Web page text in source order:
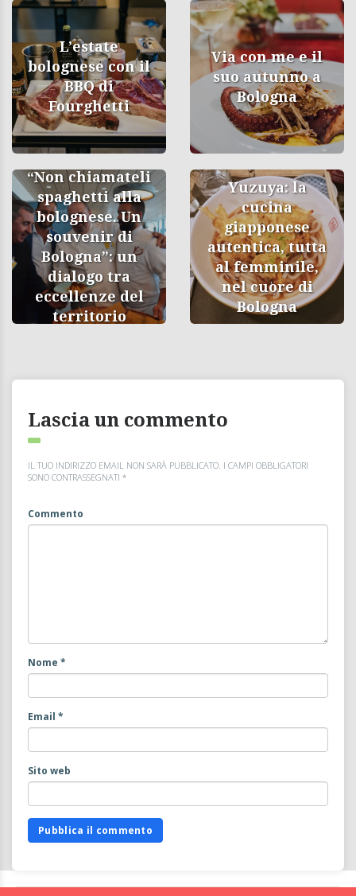
L’estate
bolognese con il
BBQ di
Fourghetti
Via con me e il
suo autunno a
Bologna
“Non chiamateli
spaghetti alla
bolognese. Un
souvenir di
Bologna”: un
dialogo tra
eccellenze del
territorio
Yuzuya: la
cucina
giapponese
autentica, tutta
al femminile,
nel cuore di
Bologna
Lascia un commento
IL TUO INDIRIZZO EMAIL NON SARÀ PUBBLICATO. I CAMPI OBBLIGATORI
SONO CONTRASSEGNATI *
Commento
Nome *
Email *
Sito web